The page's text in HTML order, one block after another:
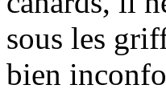
sous les
bien